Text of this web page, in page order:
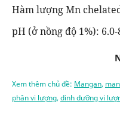
Hàm lượng Mn
pH (ở nồng độ 1%): 6.0-
Xem thêm chủ đề: Mangan,
phân vi lượng, dinh dưỡng vi